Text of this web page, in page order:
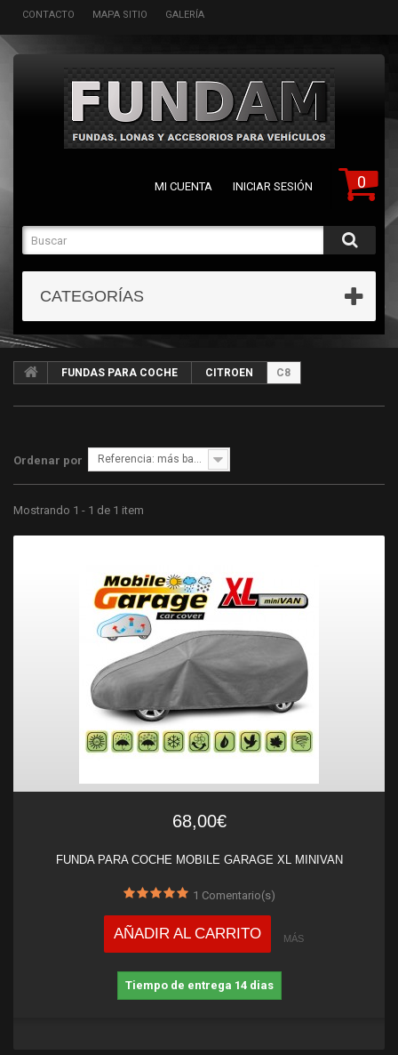
CONTACTO MAPA SITIO GALERÍA
0
MI CUENTA INICIAR SESIÓN
CATEGORÍAS
FUNDAS PARA COCHE CITROEN C8
Ordenar por Referencia: más bajo primero
Mostrando 1 - 1 de 1 item
68,00€
FUNDA PARA COCHE MOBILE GARAGE XL MINIVAN
1 Comentario(s)
AÑADIR AL CARRITO MÁS
Tiempo de entrega 14 dias